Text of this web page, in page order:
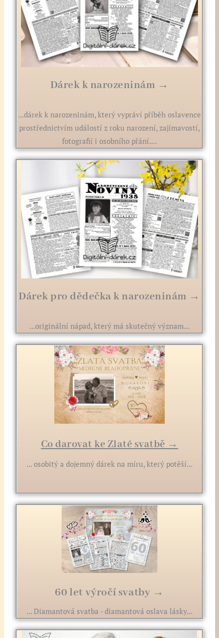
Dárek k narozeninám →
...dárek k narozeninám, který vypráví příběh oslavence
prostřednictvím událostí z roku narození, zajímavostí,
fotografií i osobního přání....
Dárek pro dědečka k narozeninám →
...originální nápad, který má skutečný význam...
Co darovat ke Zlaté svatbě →
... osobitý a dojemný dárek na míru, který potěší...
60 let výročí svatby →
... Diamantová svatba - diamantová oslava lásky...